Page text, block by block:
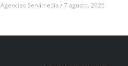
Agencias Servimedia 7 agosto, 2026